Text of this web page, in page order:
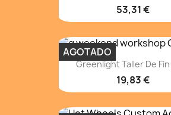
53,31 €
Greenlight Taller De
19,83 €
AGOTADO